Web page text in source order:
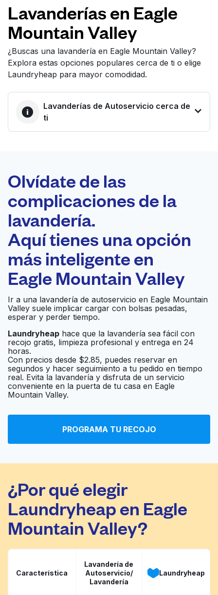
Síguenos en
Lavanderías en Eagle
Mountain Valley
¿Buscas una lavandería en Eagle Mountain Valley?
Explora estas opciones populares cerca de ti o elige
Laundryheap para mayor comodidad.
Lavanderías de Autoservicio cerca de
ti
Laundryheap.com
Programa tu recogida
0 min
Recojo y entrega
casa
Abierto 24/7
Cleaners
Ir al sitio web
Quick Wash Ir al sitio web
Azle Coin Laundry Ir al sitio web
Olvídate de las
complicaciones de la
lavandería.
Aquí tienes una opción
más inteligente en
Eagle Mountain Valley
Ir a una lavandería de autoservicio en Eagle Mountain
Valley suele implicar cargar con bolsas pesadas,
esperar y perder tiempo.
Laundryheap hace que la lavandería sea fácil con
recojo gratis, limpieza profesional y entrega en 24
horas.
Con precios desde $2.85, puedes reservar en
segundos y hacer seguimiento a tu pedido en tiempo
real. Evita la lavandería y disfruta de un servicio
conveniente en la puerta de tu casa en Eagle
Mountain Valley.
PROGRAMA TU RECOJO
¿Por qué elegir
Laundryheap en Eagle
Mountain Valley?
Característica
Lavandería de
Autoservicio/
Lavandería
Laundryheap